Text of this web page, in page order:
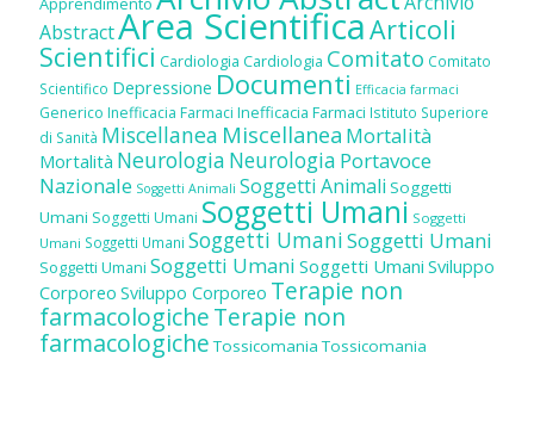
AbstractArea ScientificaArticoli
Scientifici Cardiologia Cardiologia Comitato Comitato
Scientifico Depressione Documenti Efficacia farmaci
Generico Inefficacia Farmaci Inefficacia Farmaci Istituto Superiore
di Sanità Miscellanea Miscellanea Mortalità
Mortalità Neurologia Neurologia Portavoce
Nazionale Soggetti Animali Soggetti Animali Soggetti
Umani Soggetti Umani Soggetti Umani Soggetti
Umani Soggetti Umani Soggetti UmaniSoggetti Umani
Soggetti Umani Soggetti Umani Soggetti Umani Sviluppo
Corporeo Sviluppo Corporeo Terapie non
farmacologicheTerapie non
farmacologiche Tossicomania Tossicomania